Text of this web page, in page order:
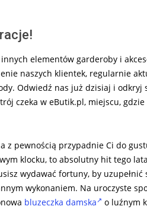
elementów garderoby i
naszych klientek, regularnie
Odwiedź nas już dzisiaj i odkryj
czeka w eButik.pl, miejscu,
z pewnością przypadnie Ci do
klocku, to absolutny hit tego
wydawać fortuny, by uzupełnić
wykonaniem. Na uroczyste
bluzeczka damska o luźnym